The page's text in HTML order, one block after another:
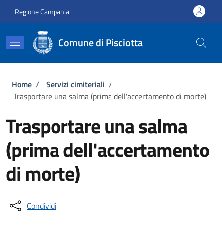
Regione Campania
Comune di Pisciotta
Briciole di pane
Home / Servizi cimiteriali /
Trasportare una salma (prima dell'accertamento di morte)
Trasportare una salma
(prima dell'accertamento
di morte)
Condividi